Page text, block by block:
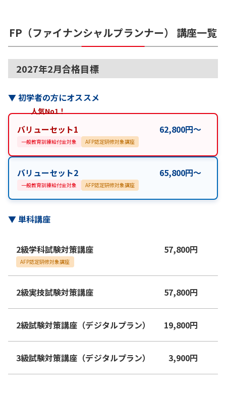
FP（ファイナンシャルプランナー） 講座一覧
2027年2月合格目標
▼初学者の方にオススメ
人気No1！
バリューセット1 62,800円〜
一般教育訓練給付金対象 AFP認定研修対象講座
バリューセット2 65,800円〜
一般教育訓練給付金対象 AFP認定研修対象講座
▼単科講座
2級学科試験対策講座 57,800円
AFP認定研修対象講座
2級実技試験対策講座 57,800円
2級試験対策講座（デジタルプラン） 19,800円
3級試験対策講座（デジタルプラン） 3,900円